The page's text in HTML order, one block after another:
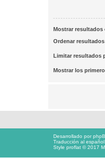
Mostrar resultados
Ordenar
Limitar resultados
Mostrar los
Desarrollado por
Traducción al
Style proflat © 2017